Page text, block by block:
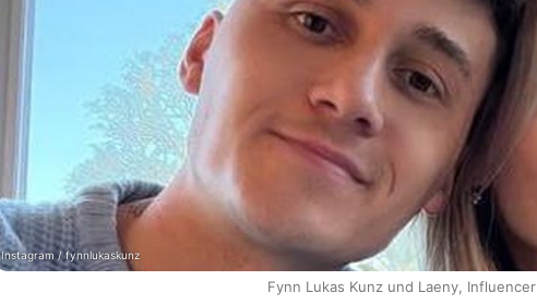
Instagram / fynnlukaskunz
Fynn Lukas Kunz und Laeny, Influencer